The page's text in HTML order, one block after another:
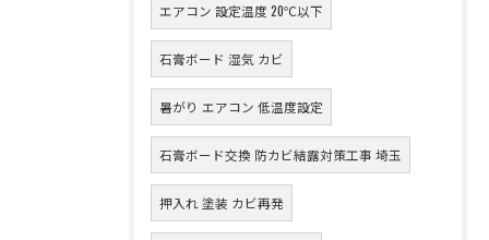
エアコン 設定温度 20℃以下
石膏ボード 湿気 カビ
暑がり エアコン 低温度設定
石膏ボード交換 防カビ結露対策工事 埼玉
押入れ 塗装 カビ再発